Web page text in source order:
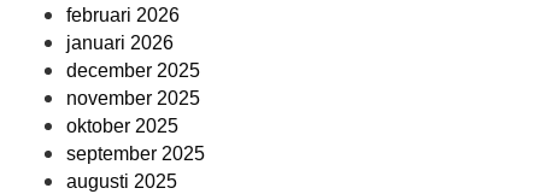
februari 2026
januari 2026
december 2025
november 2025
oktober 2025
september 2025
augusti 2025